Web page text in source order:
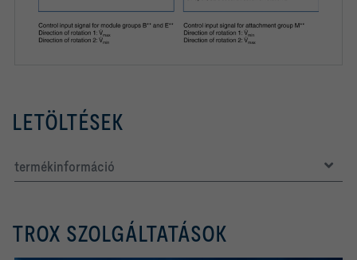
LETÖLTÉSEK
termékinformáció
TROX SZOLGÁLTATÁSOK